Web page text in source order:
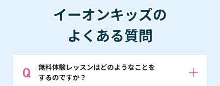
イーオンキッズの
よくある質問
無料体験レッスンはどのようなことを
するのですか？